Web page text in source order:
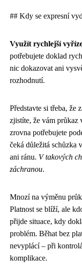
## Kdy se expresní
Využít rychlejší
potřebujete doklad
nic dokazovat ani
rozhodnutí.
Představte si třeba, že
zjistíte, že vám průkaz
zrovna potřebujete
čeká důležitá schůzka
ani ránu. V takových
záchranou.
Mnozí na výměnu
Platnost se blíží, ale
přijde situace, kdy
problém. Běhat bez
nevyplácí – při
komplikace.